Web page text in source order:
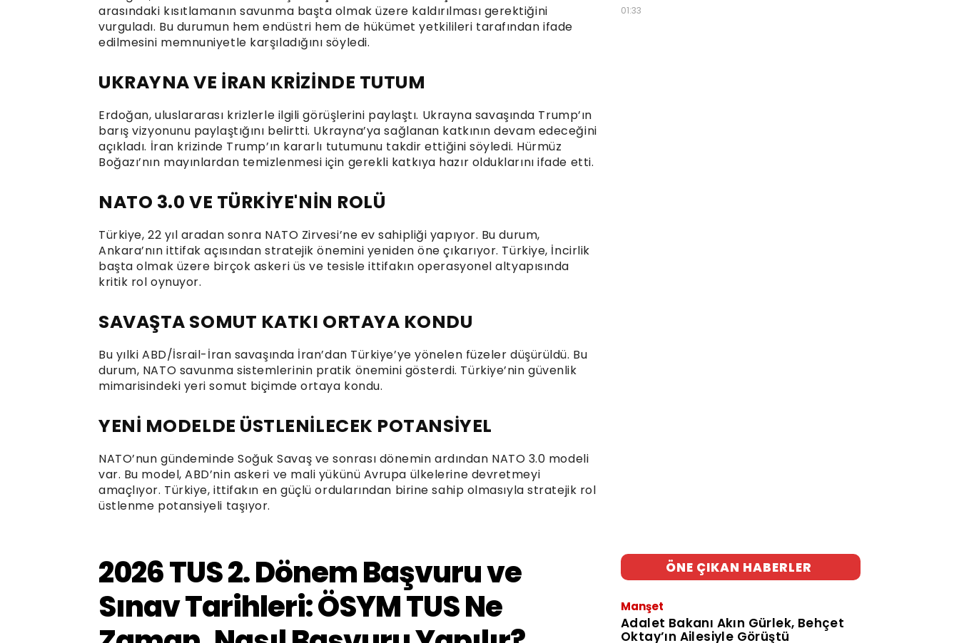
arasındaki kısıtlamanın savunma başta olmak üzere kaldırılması gerektiğini
vurguladı. Bu durumun hem endüstri hem de hükümet yetkilileri tarafından ifade
edilmesini memnuniyetle karşıladığını söyledi.
UKRAYNA VE İRAN KRİZİNDE TUTUM
Erdoğan, uluslararası krizlerle ilgili görüşlerini paylaştı. Ukrayna savaşında Trump’ın
barış vizyonunu paylaştığını belirtti. Ukrayna’ya sağlanan katkının devam edeceğini
açıkladı. İran krizinde Trump’ın kararlı tutumunu takdir ettiğini söyledi. Hürmüz
Boğazı’nın mayınlardan temizlenmesi için gerekli katkıya hazır olduklarını ifade etti.
NATO 3.0 VE TÜRKİYE'NİN ROLÜ
Türkiye, 22 yıl aradan sonra NATO Zirvesi’ne ev sahipliği yapıyor. Bu durum,
Ankara’nın ittifak açısından stratejik önemini yeniden öne çıkarıyor. Türkiye, İncirlik
başta olmak üzere birçok askeri üs ve tesisle ittifakın operasyonel altyapısında
kritik rol oynuyor.
SAVAŞTA SOMUT KATKI ORTAYA KONDU
Bu yılki ABD/İsrail-İran savaşında İran’dan Türkiye’ye yönelen füzeler düşürüldü. Bu
durum, NATO savunma sistemlerinin pratik önemini gösterdi. Türkiye’nin güvenlik
mimarisindeki yeri somut biçimde ortaya kondu.
YENİ MODELDE ÜSTLENİLECEK POTANSİYEL
NATO’nun gündeminde Soğuk Savaş ve sonrası dönemin ardından NATO 3.0 modeli
var. Bu model, ABD’nin askeri ve mali yükünü Avrupa ülkelerine devretmeyi
amaçlıyor. Türkiye, ittifakın en güçlü ordularından birine sahip olmasıyla stratejik rol
üstlenme potansiyeli taşıyor.
01:33